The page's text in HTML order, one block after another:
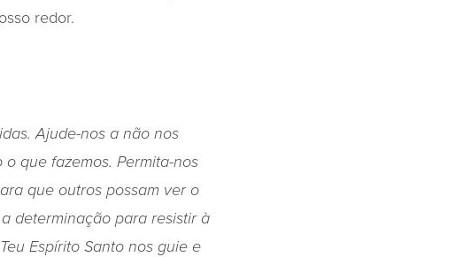
redor.
Ajude-nos a não nos
que fazemos. Permita-nos
que outros possam ver o
determinação para resistir à
Espírito Santo nos guie e